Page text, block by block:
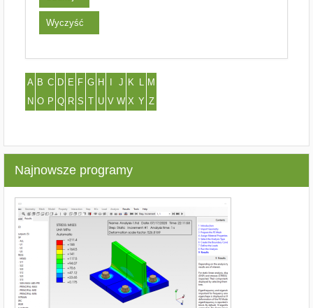
A B C D E F G H J K
M
N O P Q R S T U V W X Y Z
Najnowsze programy